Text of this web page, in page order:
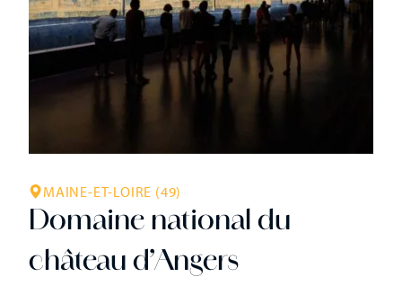
MAINE-ET-LOIRE (49)
Domaine national du
château d’Angers